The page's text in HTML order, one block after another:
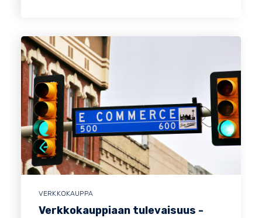
VERKKOKAUPPA
Verkkokauppiaan tulevaisuus -